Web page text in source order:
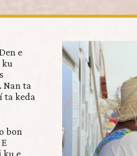
e
ku
Nan ta
ta keda
bon
ku e